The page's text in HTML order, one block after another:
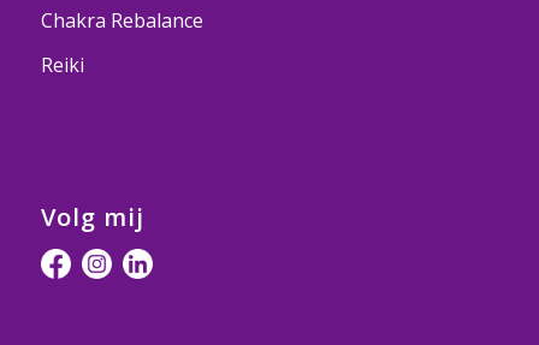
Chakra Rebalance
Reiki
Volg mij